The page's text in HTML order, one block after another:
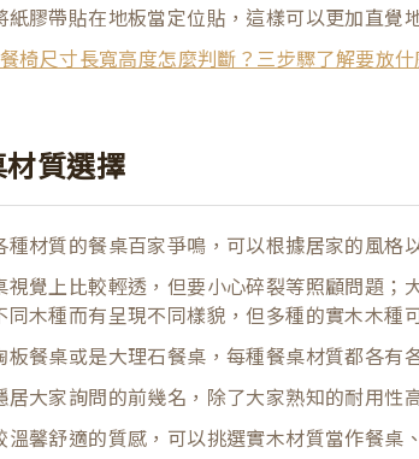
膠帶貼在地板當定位貼，這樣可以更加直覺
椅尺寸長寬高度怎麼判斷？三步驟了解要放什
質選擇
材質的餐桌百家爭鳴，可以根據居家的風格
覺上比較輕透，但要小心碎裂等照顧問題
木種而有呈現不同樣貌，但多種的實木木種
餐桌或是大理石餐桌，每種餐桌材質都各有
居大家詢問的前幾名，除了大家熟知的耐用性
馨舒適的質感，可以挑選實木材質當作餐桌